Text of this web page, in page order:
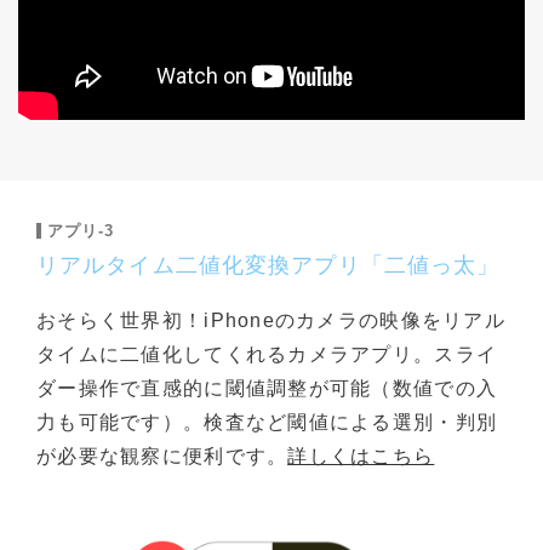
アプリ-3
リアルタイム二値化変換アプリ「二値っ太」
おそらく世界初！iPhoneのカメラの映像をリアル
タイムに二値化してくれるカメラアプリ。スライ
ダー操作で直感的に閾値調整が可能（数値での入
力も可能です）。検査など閾値による選別・判別
が必要な観察に便利です。詳しくはこちら